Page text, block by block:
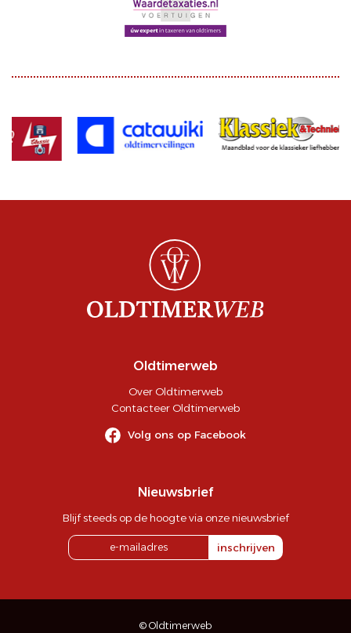
Oldtimerweb
Over Oldtimerweb
Contacteer Oldtimerweb
Volg ons op Facebook
Nieuwsbrief
Blijf steeds op de hoogte via onze nieuwsbrief
inschrijven
© Oldtimerweb